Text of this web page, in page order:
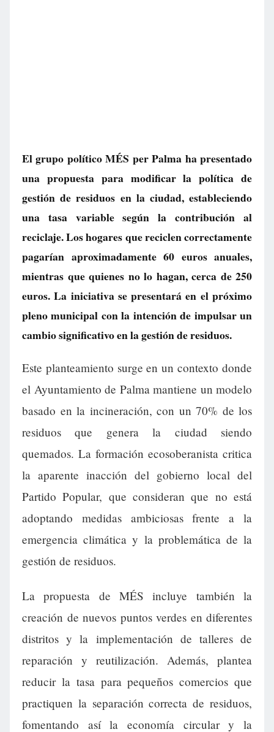
El grupo político MÉS per Palma ha presentado
una propuesta para modificar la política de
gestión de residuos en la ciudad, estableciendo
una tasa variable según la contribución al
reciclaje. Los hogares que reciclen correctamente
pagarían aproximadamente 60 euros anuales,
mientras que quienes no lo hagan, cerca de 250
euros. La iniciativa se presentará en el próximo
pleno municipal con la intención de impulsar un
cambio significativo en la gestión de residuos.
Este planteamiento surge en un contexto donde
el Ayuntamiento de Palma mantiene un modelo
basado en la incineración, con un 70% de los
residuos que genera la ciudad siendo
quemados. La formación ecosoberanista critica
la aparente inacción del gobierno local del
Partido Popular, que consideran que no está
adoptando medidas ambiciosas frente a la
emergencia climática y la problemática de la
gestión de residuos.
La propuesta de MÉS incluye también la
creación de nuevos puntos verdes en diferentes
distritos y la implementación de talleres de
reparación y reutilización. Además, plantea
reducir la tasa para pequeños comercios que
practiquen la separación correcta de residuos,
fomentando así la economía circular y la